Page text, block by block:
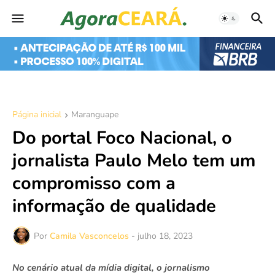
Página inicial Maranguape
Do portal Foco Nacional, o
jornalista Paulo Melo tem um
compromisso com a
informação de qualidade
Por Camila Vasconcelos - julho 18, 2023
No cenário atual da mídia digital, o jornalismo